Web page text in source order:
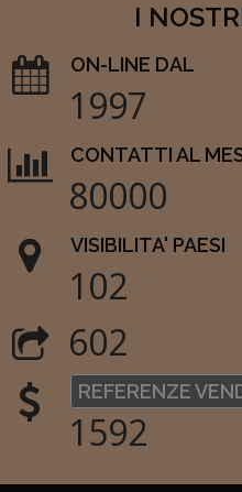
I
ON-LINE DAL
1997
CONTATTI AL
80000
VISIBILITA' PAESI
102
602
REFERENZE
1592